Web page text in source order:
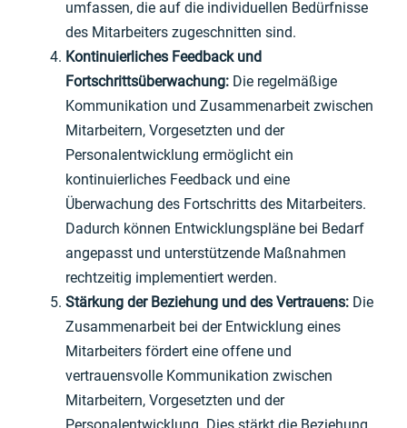
umfassen, die auf die individuellen Bedürfnisse
des Mitarbeiters zugeschnitten sind.
Kontinuierliches Feedback und
Fortschrittsüberwachung: Die regelmäßige
Kommunikation und Zusammenarbeit zwischen
Mitarbeitern, Vorgesetzten und der
Personalentwicklung ermöglicht ein
kontinuierliches Feedback und eine
Überwachung des Fortschritts des Mitarbeiters.
Dadurch können Entwicklungspläne bei Bedarf
angepasst und unterstützende Maßnahmen
rechtzeitig implementiert werden.
Stärkung der Beziehung und des Vertrauens: Die
Zusammenarbeit bei der Entwicklung eines
Mitarbeiters fördert eine offene und
vertrauensvolle Kommunikation zwischen
Mitarbeitern, Vorgesetzten und der